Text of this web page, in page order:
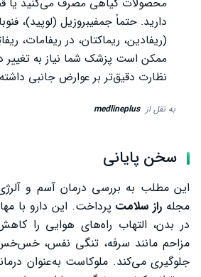
دارید. حتماً جمفیبروزیل (لوپید)،
(ریفادین، ریماکتان، در ریفامات،
ممکن است پزشک شما نیاز به تغییر
نظارت دقیق‌تر بر عوارض جانبی
به نقل از medlineplus
سخن پایانی
این مطلب به بررسی درمان آسم و
مجله راز سلامت پرداخت. این دارو با
در بدن، التهاب راه‌های هوایی را
مزاحم مانند سرفه، تنگی نفس،
جلوگیری می‌کند. ملوکاست به‌عنوان